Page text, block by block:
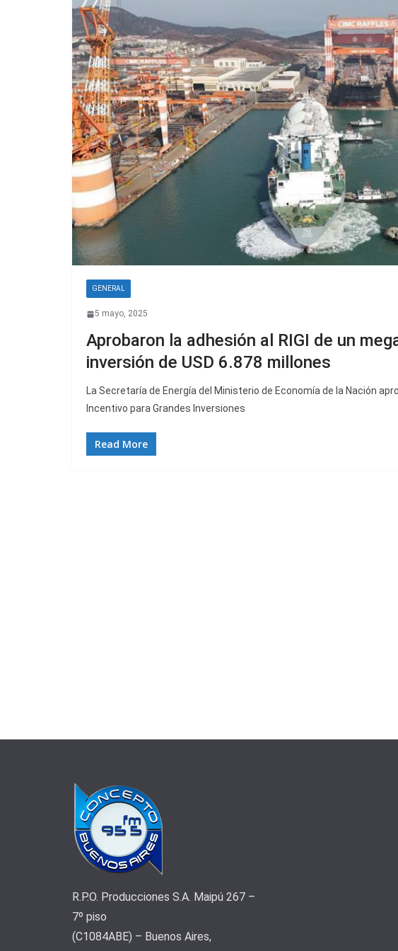
GENERAL
5 mayo, 2025
Aprobaron la adhesión al RIGI de un
inversión de USD 6.878 millones
La Secretaría de Energía del Ministerio de Economía de la Nación
Incentivo para Grandes Inversiones
Read More
R.P.O. Producciones S.A. Maipú 267 –
7º piso
(C1084ABE) – Buenos Aires,